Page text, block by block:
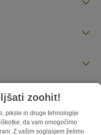
zoohit!
piksle in druge tehnologije
da vam omogočimo
Z vašim soglasjem želimo